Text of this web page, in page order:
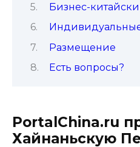
Бизнес-
Размещение
Есть вопросы?
PortalChina.ru
Хайнаньскую